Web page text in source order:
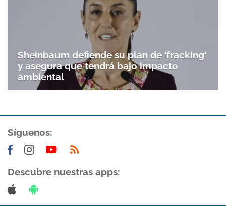
Sheinbaum defiende su plan de 'fracking'
y asegura que tendrá bajo impacto
ambiental
Síguenos:
Descubre nuestras apps: